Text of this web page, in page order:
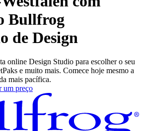
Bullfrog
de Design
online Design Studio para escolher o seu
e muito mais. Comece hoje mesmo a
mais pacífica.
um preço